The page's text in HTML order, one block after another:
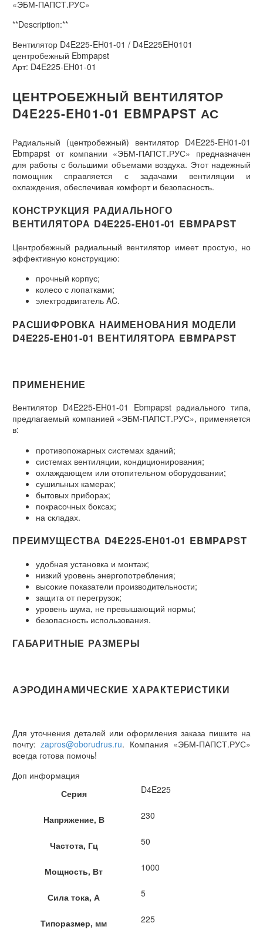
«ЭБМ-ПАПСТ.РУС»
**Description:**
Вентилятор D4E225-EH01-01 / D4E225EH0101
центробежный Ebmpapst
Арт: D4E225-EH01-01
ЦЕНТРОБЕЖНЫЙ ВЕНТИЛЯТОР
D4E225-EH01-01 EBMPAPST АС
Радиальный (центробежный) вентилятор D4E225-EH01-01
Ebmpapst от компании «ЭБМ-ПАПСТ.РУС» предназначен
для работы с большими объемами воздуха. Этот надежный
помощник справляется с задачами вентиляции и
охлаждения, обеспечивая комфорт и безопасность.
КОНСТРУКЦИЯ РАДИАЛЬНОГО
ВЕНТИЛЯТОРА D4E225-EH01-01 EBMPAPST
Центробежный радиальный вентилятор имеет простую, но
эффективную конструкцию:
прочный корпус;
колесо с лопатками;
электродвигатель AC.
РАСШИФРОВКА НАИМЕНОВАНИЯ МОДЕЛИ
D4E225-EH01-01 ВЕНТИЛЯТОРА EBMPAPST
ПРИМЕНЕНИЕ
Вентилятор D4E225-EH01-01 Ebmpapst радиального типа,
предлагаемый компанией «ЭБМ-ПАПСТ.РУС», применяется
в:
противопожарных системах зданий;
системах вентиляции, кондиционирования;
охлаждающем или отопительном оборудовании;
сушильных камерах;
бытовых приборах;
покрасочных боксах;
на складах.
ПРЕИМУЩЕСТВА D4E225-EH01-01 EBMPAPST
удобная установка и монтаж;
низкий уровень энергопотребления;
высокие показатели производительности;
защита от перегрузок;
уровень шума, не превышающий нормы;
безопасность использования.
ГАБАРИТНЫЕ РАЗМЕРЫ
АЭРОДИНАМИЧЕСКИЕ ХАРАКТЕРИСТИКИ
Для уточнения деталей или оформления заказа пишите на
почту:zapros@oborudrus.ru. Компания «ЭБМ-ПАПСТ.РУС»
всегда готова помочь!
Доп информация
Серия
D4E225
Напряжение, В 230
Частота, Гц 50
Мощность, Вт 1000
Сила тока, А 5
Типоразмер, мм 225